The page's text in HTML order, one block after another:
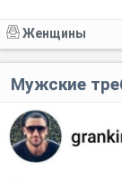
Женщины
Мужские